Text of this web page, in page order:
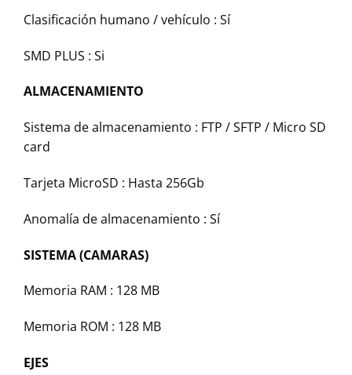
Clasificación humano / vehículo : Sí
SMD PLUS : Si
ALMACENAMIENTO
Sistema de almacenamiento : FTP / SFTP / Micro SD
card
Tarjeta MicroSD : Hasta 256Gb
Anomalía de almacenamiento : Sí
SISTEMA (CAMARAS)
Memoria RAM : 128 MB
Memoria ROM : 128 MB
EJES